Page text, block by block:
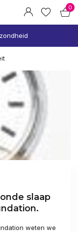
0
slaap
weten we